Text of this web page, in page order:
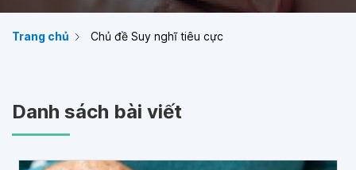
Trang chủ Chủ đề Suy nghĩ tiêu cực
Danh sách bài viết